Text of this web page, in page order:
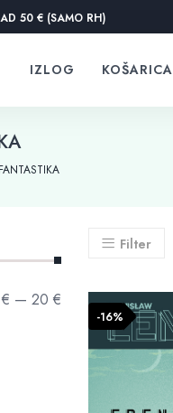
50 € (SAMO RH)
IZLOG KOŠARICA
Filter
-16%
— 20 €